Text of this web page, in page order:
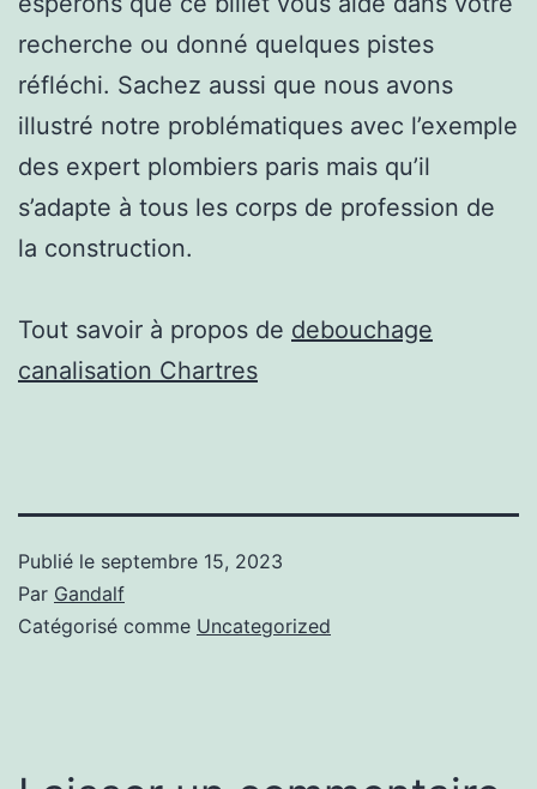
recherche ou donné quelques pistes
réfléchi. Sachez aussi que nous avons
illustré notre problématiques avec l’exemple
des expert plombiers paris mais qu’il
s’adapte à tous les corps de profession de
la construction.
Tout savoir à propos de debouchage
canalisation Chartres
Publié le septembre 15, 2023
Par Gandalf
Catégorisé comme Uncategorized